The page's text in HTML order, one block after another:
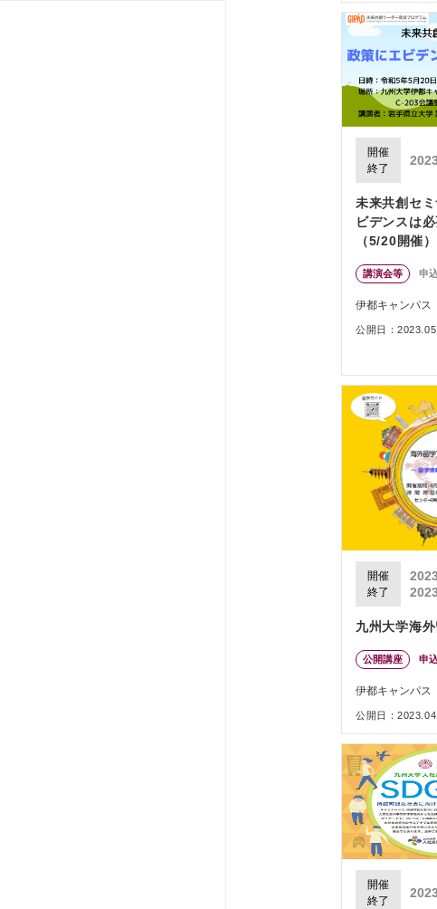
開催
終了
未来共創セ
ビデンスは必
（5/20開催）
講演会等 申
伊都キャンパス
公開日：
開催
終了
九州大学海
公開講座 申
伊都キャンパス
公開日：
開催
終了